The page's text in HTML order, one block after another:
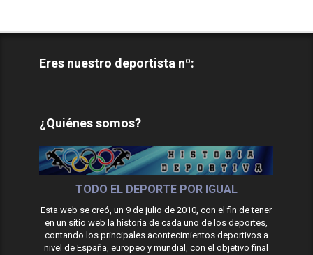
Eres nuestro deportista nº:
¿Quiénes somos?
TODO EL DEPORTE POR IGUAL
Esta web se creó, un 9 de julio de 2010, con el fin de tener
en un sitio web la historia de cada uno de los deportes,
contando los principales acontecimientos deportivos a
nivel de España, europeo y mundial, con el objetivo final